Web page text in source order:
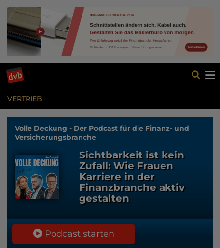
VERTRIEB
Volle Deckung - Der Podcast für die Finanz- und
Versicherungsbranche
Sichtbarkeit ist kein
Zufall: Wie Frauen
Karriere in der
Finanzbranche aktiv
gestalten
Podcast starten